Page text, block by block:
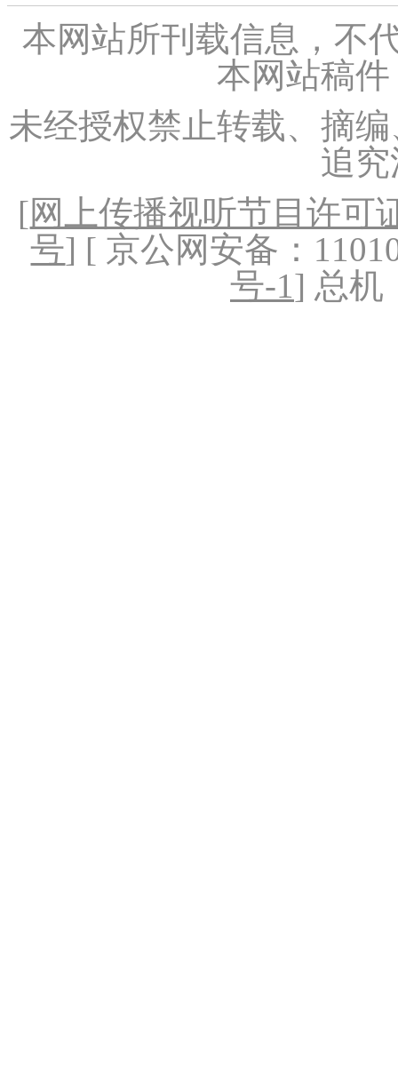
本网站所刊载信息，不
本网站稿
未经授权禁止转载、摘
追
[网上传播视听节目许可
号] [ 京公网安备：
号-1] 总机